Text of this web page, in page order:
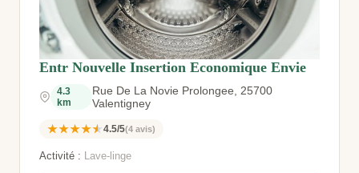
Entr Nouvelle Insertion Economique Envie
4.3
km
Rue De La Novie Prolongee, 25700
Valentigney
★★★★★4.5/5(4 avis)
Activité : Lave-linge